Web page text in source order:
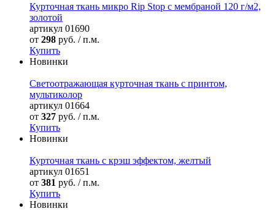
Курточная ткань микро Rip Stop с мембраной 120 г/м2,
золотой
артикул 01690
от 298 руб. / п.м.
Купить
Новинки
Светоотражающая курточная ткань с принтом,
мультиколор
артикул 01664
от 327 руб. / п.м.
Купить
Новинки
Курточная ткань с крэш эффектом, желтый
артикул 01651
от 381 руб. / п.м.
Купить
Новинки